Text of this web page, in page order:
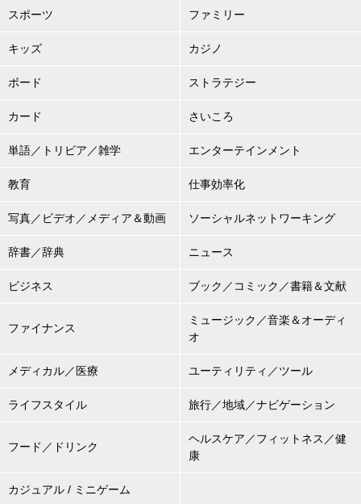
スポーツ ファミリー
キッズ カジノ
ボード ストラテジー
カード さいころ
単語／トリビア／雑学 エンターテインメント
教育 仕事効率化
写真／ビデオ／メディア＆動画 ソーシャルネットワーキング
辞書／辞典 ニュース
ビジネス ブック／コミック／書籍＆文献
ファイナンス
ミュージック／音楽＆オーディ
オ
メディカル／医療 ユーティリティ／ツール
ライフスタイル 旅行／地域／ナビゲーション
フード／ドリンク
ヘルスケア／フィットネス／健
康
カジュアル / ミニゲーム